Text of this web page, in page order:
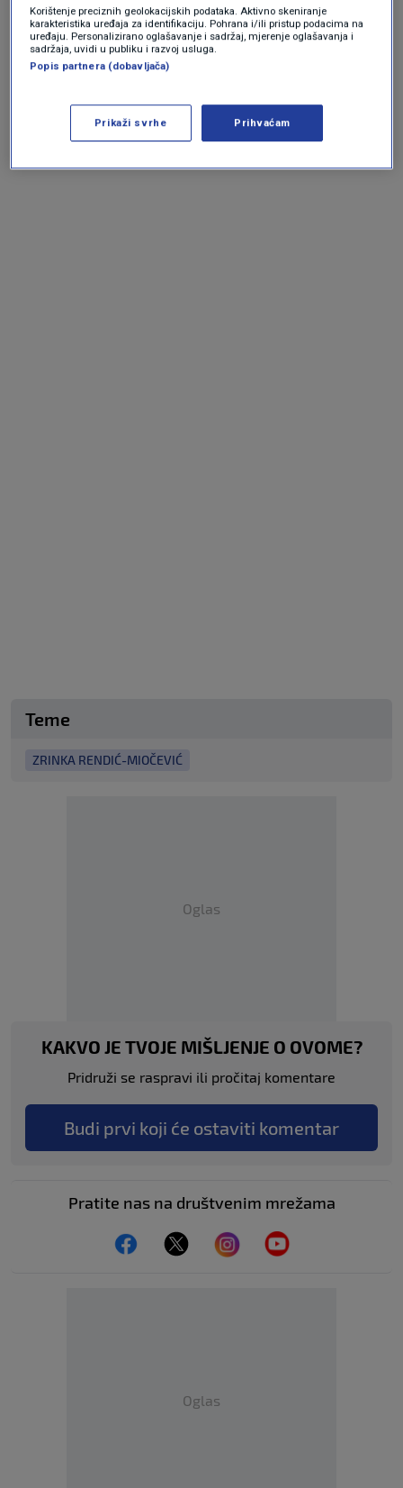
kojima želimo snagu i utjehu u ovim
nezamislivo teškim trenucima. Počivala u miru
draga Zrinka. Pamtit ćemo te po tvojoj dobroti,
ćemo te zauvijek", dodali su iz Udruge.
Teme
ZRINKA RENDIĆ-MIOČEVIĆ
Oglas
KAKVO JE TVOJE MIŠLJENJE O OVOME?
Pridruži se raspravi ili pročitaj komentare
Budi prvi koji će ostaviti komentar
Pratite nas na društvenim mrežama
Oglas
Korištenje preciznih geolokacijskih podataka. Aktivno skeniranje
karakteristika uređaja za identifikaciju. Pohrana i/ili pristup podacima na
uređaju. Personalizirano oglašavanje i sadržaj, mjerenje oglašavanja i
sadržaja, uvidi u publiku i razvoj usluga.
Popis partnera (dobavljača)
Prikaži svrhe Prihvaćam